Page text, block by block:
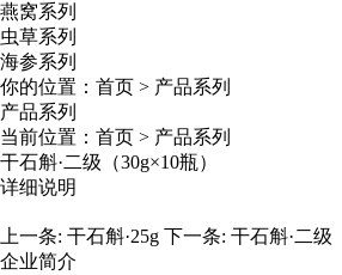
燕窝系列
虫草系列
海参系列
你的位置： 首页 > 产品系列
产品系列
当前位置： 首页 > 产品系列
干石斛·二级（30g×10瓶）
详细说明
上一条: 干石斛·25g 下一条: 干石斛·二级
企业简介